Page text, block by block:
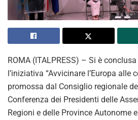
ROMA (ITALPRESS) – Si è
l’iniziativa “Avvicinare l’Europa alle
promossa dal Consiglio regionale
Conferenza dei Presidenti delle
Regioni e delle Province Autonome